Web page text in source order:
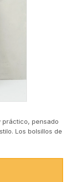
práctico, pensado
Los bolsillos de
mientras que su
a múltiples